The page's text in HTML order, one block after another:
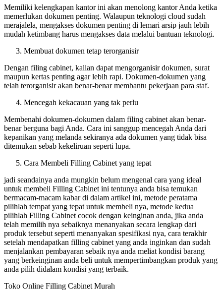
Memiliki kelengkapan kantor ini akan menolong kantor Anda ketika
memerlukan dokumen penting. Walaupun teknologi cloud sudah
merajalela, mengakses dokumen penting di lemari arsip jauh lebih
mudah ketimbang harus mengakses data melalui bantuan teknologi.
Membuat dokumen tetap terorganisir
Dengan filing cabinet, kalian dapat mengorganisir dokumen, surat
maupun kertas penting agar lebih rapi. Dokumen-dokumen yang
telah terorganisir akan benar-benar membantu pekerjaan para staf.
Mencegah kekacauan yang tak perlu
Membenahi dokumen-dokumen dalam filing cabinet akan benar-
benar berguna bagi Anda. Cara ini sanggup mencegah Anda dari
kepanikan yang melanda sekiranya ada dokumen yang tidak bisa
ditemukan sebab kekeliruan seperti lupa.
Cara Membeli Filling Cabinet yang tepat
jadi seandainya anda mungkin belum mengenal cara yang ideal
untuk membeli Filling Cabinet ini tentunya anda bisa temukan
bermacam-macam kabar di dalam artikel ini, metode peratama
pilihlah tempat yang tepat untuk membeli nya, metode kedua
pilihlah Filling Cabinet cocok dengan keinginan anda, jika anda
telah memilih nya sebaiknya menanyakan secara lengkap dari
produk tersebut seperti menanyakan spesifikasi nya, cara terakhir
setelah mendapatkan filling cabinet yang anda inginkan dan sudah
menjalankan pembayaran sebaik nya anda meliat kondisi barang
yang berkeinginan anda beli untuk mempertimbangkan produk yang
anda pilih didalam kondisi yang terbaik.
Toko Online Filling Cabinet Murah